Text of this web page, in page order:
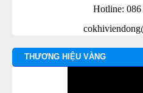
Hotline: 086
THƯƠNG HIỆU VÀNG